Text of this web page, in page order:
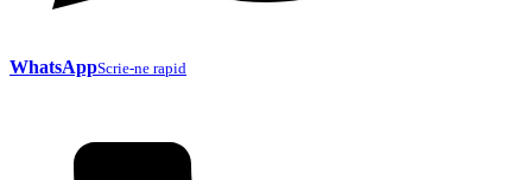
WhatsAppScrie-ne rapid